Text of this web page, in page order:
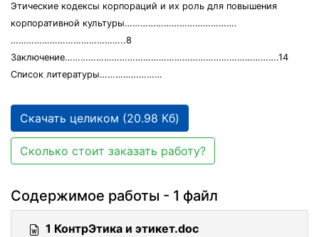
Этические кодексы корпораций и их роль для повышения
корпоративной культуры…………………………………….
……………………………………..8
Заключение……………………………………………………………………….14
Список литературы……………………
Скачать целиком (20.98 Кб)
Сколько стоит заказать работу?
Содержимое работы - 1 файл
1 КонтрЭтика и этикет.doc